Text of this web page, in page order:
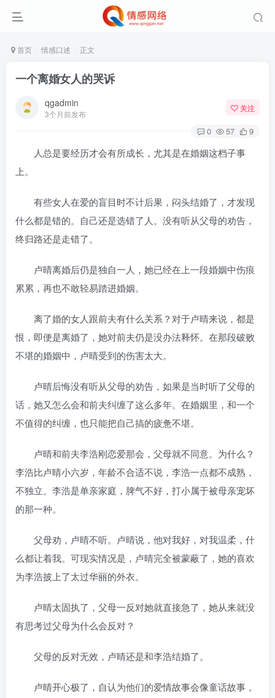
首页 情感口述 正文
一个离婚女人的哭诉
qgadmin
3个月前发布
关注
0 57 9
人总是要经历才会有所成长，尤其是在婚姻这档子事
上。
有些女人在爱的盲目时不计后果，闷头结婚了，才发现
什么都是错的。自己还是选错了人。没有听从父母的劝告，
终归路还是走错了。
卢晴离婚后仍是独自一人，她已经在上一段婚姻中伤痕
累累，再也不敢轻易踏进婚姻。
离了婚的女人跟前夫有什么关系？对于卢晴来说，都是
恨，即便是离婚了，她对前夫仍是没办法释怀。在那段破败
不堪的婚姻中，卢晴受到的伤害太大。
卢晴后悔没有听从父母的劝告，如果是当时听了父母的
话，她又怎么会和前夫纠缠了这么多年。在婚姻里，和一个
不值得的纠缠，也只能把自己搞的疲惫不堪。
卢晴和前夫李浩刚恋爱那会，父母就不同意。为什么？
李浩比卢晴小六岁，年龄不合适不说，李浩一点都不成熟，
不独立。李浩是单亲家庭，脾气不好，打小属于被母亲宠坏
的那一种。
父母劝，卢晴不听。卢晴说，他对我好，对我温柔，什
么都让着我。可现实情况是，卢晴完全被蒙蔽了，她的喜欢
为李浩披上了太过华丽的外衣。
卢晴太固执了，父母一反对她就直接急了，她从来就没
有思考过父母为什么会反对？
父母的反对无效，卢晴还是和李浩结婚了。
卢晴开心极了，自认为他们的爱情故事会像童话故事，